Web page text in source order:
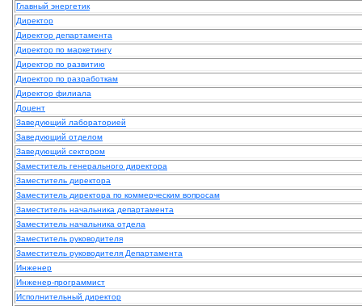
Главный энергетик
Директор
Директор департамента
Директор по маркетингу
Директор по развитию
Директор по разработкам
Директор филиала
Доцент
Заведующий лабораторией
Заведующий отделом
Заведующий сектором
Заместитель генерального директора
Заместитель директора
Заместитель директора по коммерческим вопросам
Заместитель начальника департамента
Заместитель начальника отдела
Заместитель руководителя
Заместитель руководителя Департамента
Инженер
Инженер-программист
Исполнительный директор